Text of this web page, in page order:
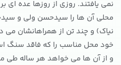
نمی یافتند. روزی از روزها عده ای
محلی آن ها را سیدحسن ولی و
نیاک) و چند تن از همراهانشان می
خود محل مناسب را که فاقد سنگ
و از آن ها می خواهد هر ساله طی